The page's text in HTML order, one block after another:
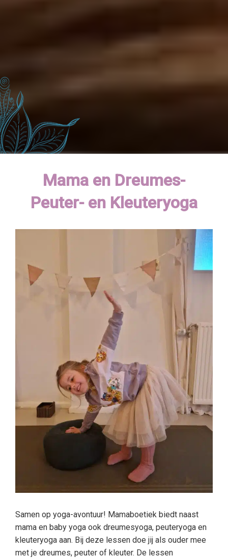
Mama en Dreumes-
Peuter- en Kleuteryoga
Samen op yoga-avontuur! Mamaboetiek biedt naast
mama en baby yoga ook dreumesyoga, peuteryoga en
kleuteryoga aan. Bij deze lessen doe jij als ouder mee
met je dreumes, peuter of kleuter. De lessen